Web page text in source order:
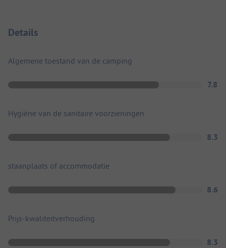
Details
Algemene toestand van de camping
7.8
Hygiëne van de sanitaire voorzieningen
8.3
staanplaats of accommodatie
8.6
Prijs-kwaliteitverhouding
8.3